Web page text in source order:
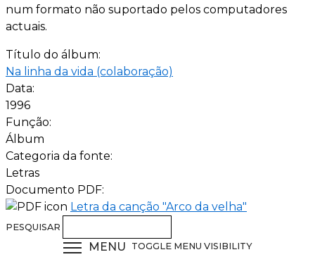
num formato não suportado pelos computadores
actuais.
Título do álbum:
Na linha da vida (colaboração)
Data:
1996
Função:
Álbum
Categoria da fonte:
Letras
Documento PDF:
Letra da canção "Arco da velha"
PESQUISAR
MENU TOGGLE MENU VISIBILITY